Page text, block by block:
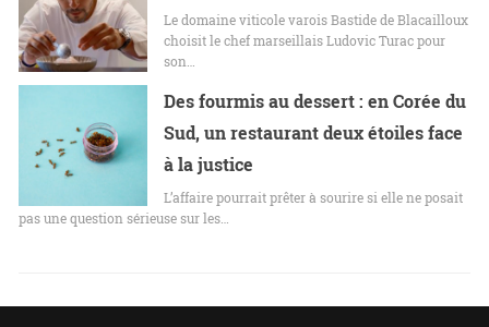
Le domaine viticole varois Bastide de Blacailloux
choisit le chef marseillais Ludovic Turac pour
son…
Des fourmis au dessert : en Corée du
Sud, un restaurant deux étoiles face
à la justice
L’affaire pourrait prêter à sourire si elle ne posait
pas une question sérieuse sur les…